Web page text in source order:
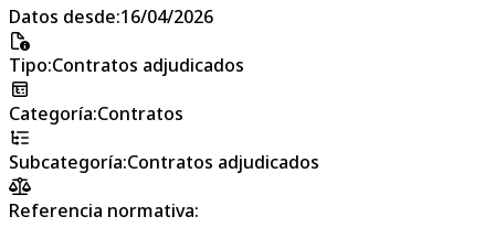
Datos desde:16/04/2026
Tipo:Contratos adjudicados
Categoría:Contratos
Subcategoría:Contratos adjudicados
Referencia normativa: